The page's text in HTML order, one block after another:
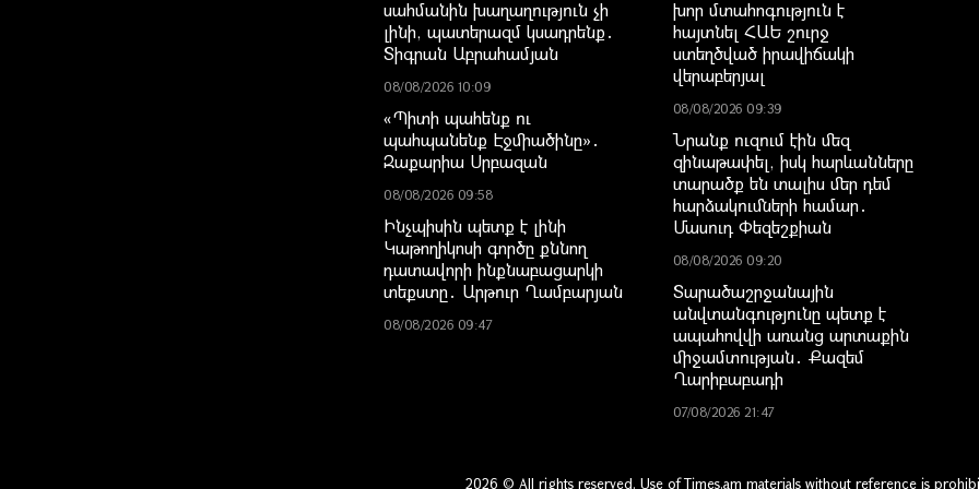
սահմանին խաղաղություն չի
լինի, պատերազմ կսադրենք․
Տիգրան Աբրահամյան
08/08/2026 10:09
«Պիտի պահենք ու
պահպանենք Էջմիածինը»․
Զաքարիա Սրբազան
08/08/2026 09:58
Ինչպիսին պետք է լինի
Կաթողիկոսի գործը քննող
դատավորի ինքնաբացարկի
տեքստը․ Արթուր Ղամբարյան
08/08/2026 09:47
խոր մտահոգություն է
հայտնել ՀԱԵ շուրջ
ստեղծված իրավիճակի
վերաբերյալ
08/08/2026 09:39
Նրանք ուզում էին մեզ
զինաթափել, իսկ հարևանները
տարածք են տալիս մեր դեմ
հարձակումների համար․
Մասուդ Փեզեշքիան
08/08/2026 09:20
Տարածաշրջանային
անվտանգությունը պետք է
ապահովվի առանց արտաքին
միջամտության․ Քազեմ
Ղարիբաբադի
07/08/2026 21:47
2026 © All rights reserved. Use of Times.am materials without reference is